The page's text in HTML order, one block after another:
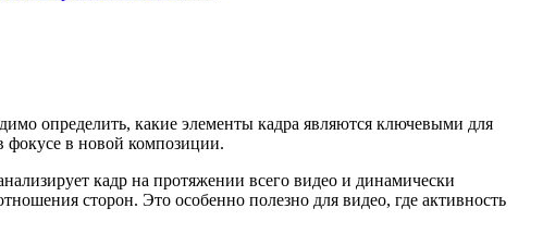
определить, какие элементы кадра являются ключевыми для
фокусе в новой композиции.
кадр на протяжении всего видео и динамически
сторон. Это особенно полезно для видео, где активность